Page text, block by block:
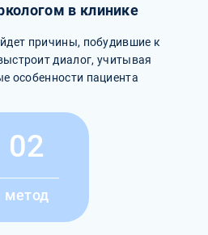
в клинике
причины, побудившие к
диалог, учитывая
особенности пациента
02
метод